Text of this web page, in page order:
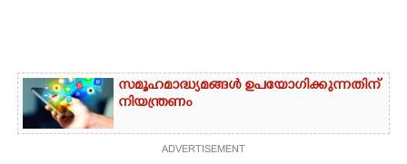
സമൂഹമാദ്ധ്യമങ്ങൾ ഉപയോഗിക്കുന്നതിന്
നിയന്ത്രണം
ADVERTISEMENT